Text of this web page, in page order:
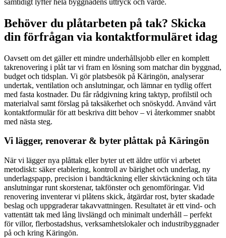
Behöver du plåtarbeten på tak? Skicka
din förfrågan via kontaktformuläret idag
Oavsett om det gäller ett mindre underhållsjobb eller en komplett
takrenovering i plåt tar vi fram en lösning som matchar din byggnad,
budget och tidsplan. Vi gör platsbesök på Käringön, analyserar
undertak, ventilation och anslutningar, och lämnar en tydlig offert
med fasta kostnader. Du får rådgivning kring taktyp, profilstil och
materialval samt förslag på taksäkerhet och snöskydd. Använd vårt
kontaktformulär för att beskriva ditt behov – vi återkommer snabbt
med nästa steg.
Vi lägger, renoverar & byter plåttak på Käringön
När vi lägger nya plåttak eller byter ut ett äldre utför vi arbetet
metodiskt: säker etablering, kontroll av bärighet och underlag, ny
underlagspapp, precision i bandtäckning eller skivtäckning och täta
anslutningar runt skorstenar, takfönster och genomföringar. Vid
renovering inventerar vi plåtens skick, åtgärdar rost, byter skadade
beslag och uppgraderar takavvattningen. Resultatet är ett vind- och
vattentätt tak med lång livslängd och minimalt underhåll – perfekt
för villor, flerbostadshus, verksamhetslokaler och industribyggnader
på och kring Käringön.